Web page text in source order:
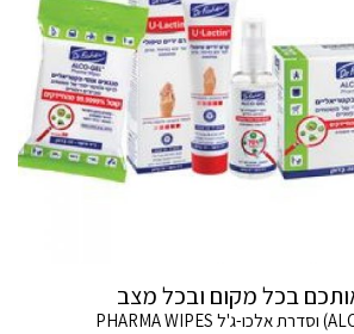
בכל מקום ובכל מצב